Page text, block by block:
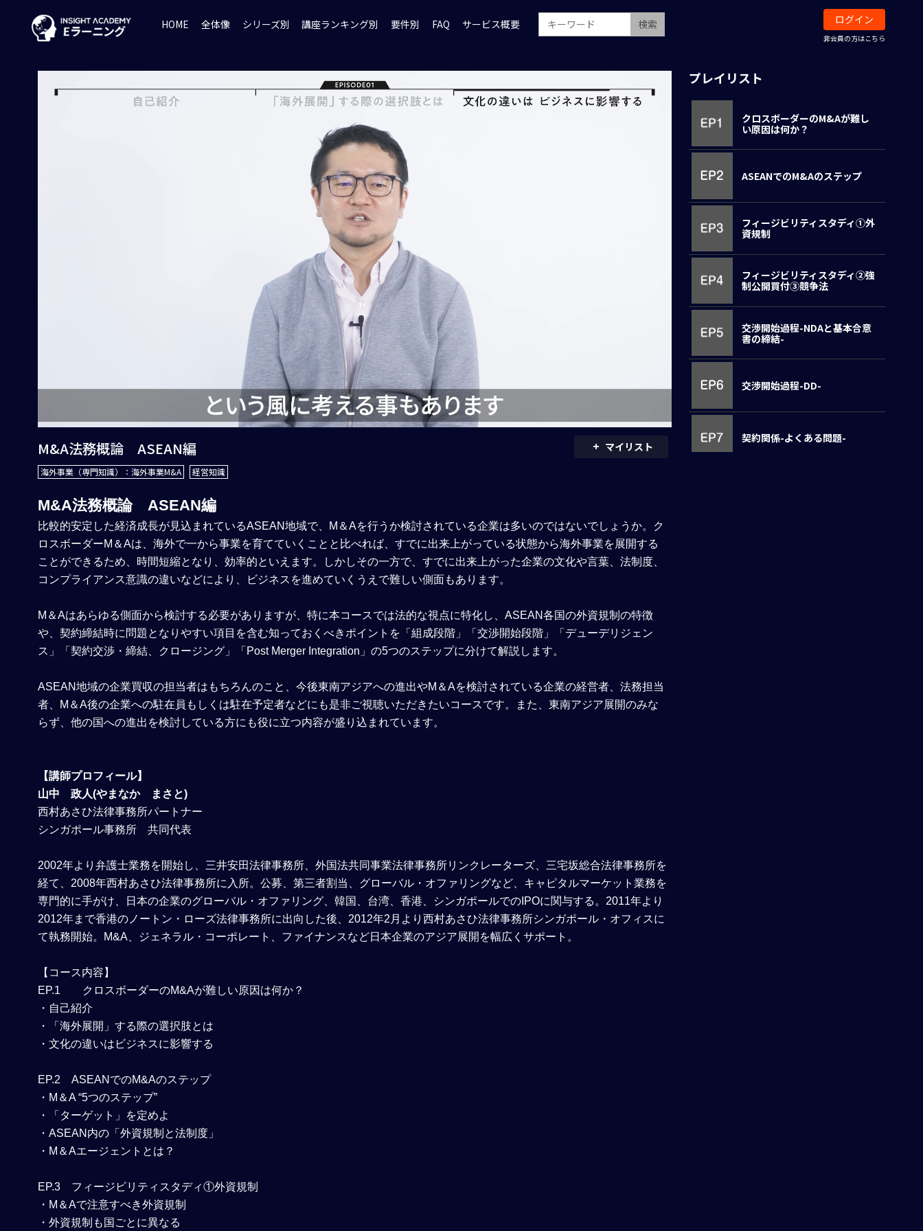
HOME 全体像 シリーズ別 講座ランキング別 要件別 FAQ サービス概要 検索 ログイン
非会員の方はこちら
+ マイリスト
M&A法務概論 ASEAN編
海外事業（専門知識）：海外事業M&A 経営知識
M&A法務概論 ASEAN編
比較的安定した経済成長が見込まれているASEAN地域で、M＆Aを行うか検討されている企業は多いのではないでしょうか。ク
ロスボーダーM＆Aは、海外で一から事業を育てていくことと比べれば、すでに出来上がっている状態から海外事業を展開する
ことができるため、時間短縮となり、効率的といえます。しかしその一方で、すでに出来上がった企業の文化や言葉、法制度、
コンプライアンス意識の違いなどにより、ビジネスを進めていくうえで難しい側面もあります。
M＆Aはあらゆる側面から検討する必要がありますが、特に本コースでは法的な視点に特化し、ASEAN各国の外資規制の特徴
や、契約締結時に問題となりやすい項目を含む知っておくべきポイントを「組成段階」「交渉開始段階」「デューデリジェン
ス」「契約交渉・締結、クロージング」「Post Merger Integration」の5つのステップに分けて解説します。
ASEAN地域の企業買収の担当者はもちろんのこと、今後東南アジアへの進出やM＆Aを検討されている企業の経営者、法務担当
者、M＆A後の企業への駐在員もしくは駐在予定者などにも是非ご視聴いただきたいコースです。また、東南アジア展開のみな
らず、他の国への進出を検討している方にも役に立つ内容が盛り込まれています。
【講師プロフィール】
山中 政人(やまなか まさと)
西村あさひ法律事務所パートナー
シンガポール事務所 共同代表
2002年より弁護士業務を開始し、三井安田法律事務所、外国法共同事業法律事務所リンクレーターズ、三宅坂総合法律事務所を
経て、2008年西村あさひ法律事務所に入所。公募、第三者割当、グローバル・オファリングなど、キャピタルマーケット業務を
専門的に手がけ、日本の企業のグローバル・オファリング、韓国、台湾、香港、シンガポールでのIPOに関与する。2011年より
2012年まで香港のノートン・ローズ法律事務所に出向した後、2012年2月より西村あさひ法律事務所シンガポール・オフィスに
て執務開始。M&A、ジェネラル・コーポレート、ファイナンスなど日本企業のアジア展開を幅広くサポート。
【コース内容】
EP.1 クロスボーダーのM&Aが難しい原因は何か？
・自己紹介
・「海外展開」する際の選択肢とは
・文化の違いはビジネスに影響する
EP.2 ASEANでのM&Aのステップ
・M＆A “5つのステップ”
・「ターゲット」を定めよ
・ASEAN内の「外資規制と法制度」
・M＆Aエージェントとは？
EP.3 フィージビリティスタディ①外資規制
・M＆Aで注意すべき外資規制
・外資規制も国ごとに異なる
プレイリスト
クロスボーダーのM&Aが難し
い原因は何か？
ASEANでのM&Aのステップ
フィージビリティスタディ①外
資規制
フィージビリティスタディ②強
制公開買付③競争法
交渉開始過程-NDAと基本合意
書の締結-
交渉開始過程-DD-
契約関係-よくある問題-